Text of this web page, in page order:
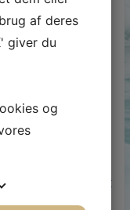
Med et lagerhotel
kan også
vinduer i
rent og produktivt
af deres
giver du
og